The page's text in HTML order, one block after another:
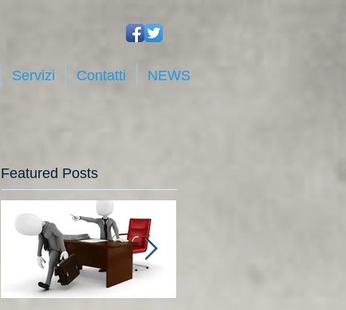
Servizi Contatti NEWS
Featured Posts